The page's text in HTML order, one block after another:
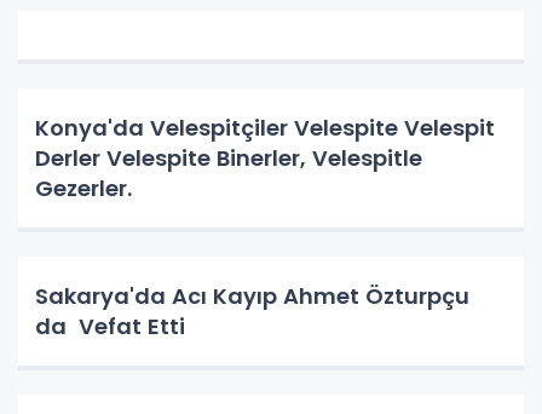
Konya'da Velespitçiler Velespite Velespit
Derler Velespite Binerler, Velespitle
Gezerler.
Sakarya'da Acı Kayıp Ahmet Özturpçu
da Vefat Etti